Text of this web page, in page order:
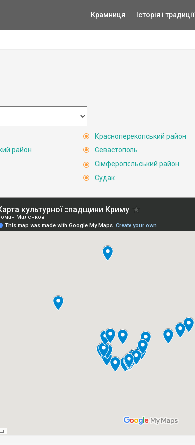
Крамниця Історія і традиції
район
Красноперекопський район
Севастополь
Сімферопольський район
Судак